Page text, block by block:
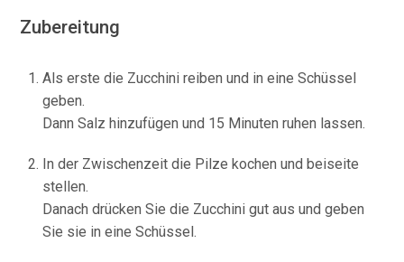
Zubereitung
Als erste die Zucchini reiben und in eine Schüssel
geben.
Dann Salz hinzufügen und 15 Minuten ruhen lassen.
In der Zwischenzeit die Pilze kochen und beiseite
stellen.
Danach drücken Sie die Zucchini gut aus und geben
Sie sie in eine Schüssel.